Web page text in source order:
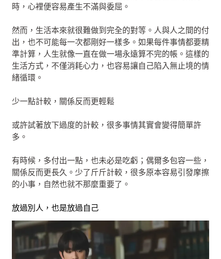
時，心裡便容易產生不滿與委屈。
然而，生活本來就很難做到完全的對等。人與人之間的付
出，也不可能每一次都剛好一樣多。如果每件事情都要精
準計算，人生就像一直在做一場永遠算不完的帳。這樣的
生活方式，不僅消耗心力，也容易讓自己陷入無止境的情
緒循環。
少一點計較，關係反而更輕鬆
或許試著放下過度的計較，很多事情其實會變得簡單許
多。
有時候，多付出一點，也未必是吃虧；偶爾多包容一些，
關係反而更長久。少了斤斤計較，很多原本容易引發摩擦
的小事，自然也就不那麼重要了。
放過別人，也是放過自己